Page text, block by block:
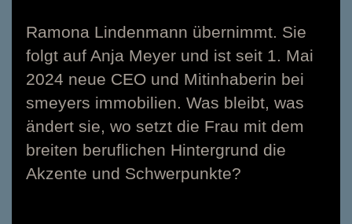
Ramona Lindenmann übernimmt. Sie
folgt auf Anja Meyer und ist seit 1. Mai
2024 neue CEO und Mitinhaberin bei
smeyers immobilien. Was bleibt, was
ändert sie, wo setzt die Frau mit dem
breiten beruflichen Hintergrund die
Akzente und Schwerpunkte?